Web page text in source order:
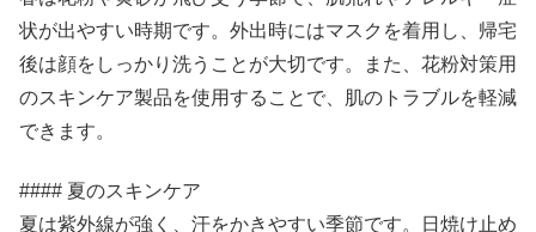
状が出やすい時期です。外出時にはマスクを着用し、帰宅
後は顔をしっかり洗うことが大切です。また、花粉対策用
のスキンケア製品を使用することで、肌のトラブルを軽減
できます。
#### 夏のスキンケア
夏は紫外線が強く、汗をかきやすい季節です。日焼け止め